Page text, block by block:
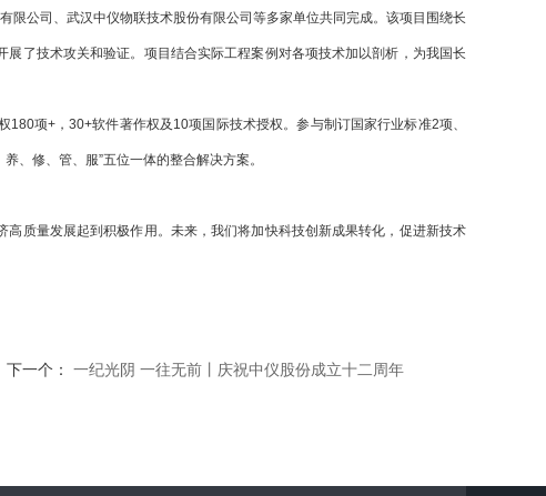
公司、武汉中仪物联技术股份有限公司等多家单位共同完成。该项目围绕长
了技术攻关和验证。项目结合实际工程案例对各项技术加以剖析，为我国长
项+，30+软件著作权及10项国际技术授权。参与制订国家行业标准2项、
、修、管、服”五位一体的整合解决方案。
质量发展起到积极作用。未来，我们将加快科技创新成果转化，促进新技术
下一个： 一纪光阴 一往无前丨庆祝中仪股份成立十二周年